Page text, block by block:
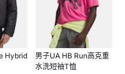
Hybrid
男子UA HB Run高克重
水洗短袖T恤